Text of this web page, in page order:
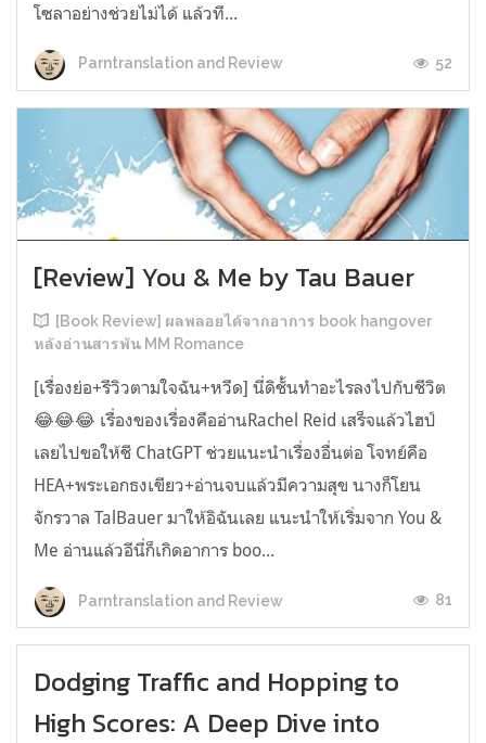
โซลาอย่างช่วยไม่ได้ แล้วที...
Parntranslation and Review 52
[Review] You & Me by Tau Bauer
[Book Review] ผลพลอยได้จากอาการ book hangover
หลังอ่านสารพัน MM Romance
[เรื่องย่อ+รีวิวตามใจฉัน+หวีด] นี่ดิชั้นทำอะไรลงไปกับชีวิต
😂😂😂 เรื่องของเรื่องคืออ่านRachel Reid เสร็จแล้วไฮป์
เลยไปขอให้ชี ChatGPT ช่วยแนะนำเรื่องอื่นต่อ โจทย์คือ
HEA+พระเอกธงเขียว+อ่านจบแล้วมีความสุข นางก็โยน
จักรวาล TalBauer มาให้อิฉันเลย แนะนำให้เริ่มจาก You &
Me อ่านแล้วอีนี่ก็เกิดอาการ boo...
Parntranslation and Review 81
Dodging Traffic and Hopping to
High Scores: A Deep Dive into